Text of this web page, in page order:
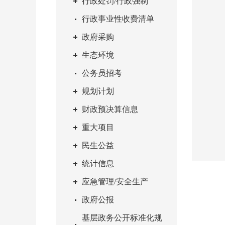
行政事业性收费清单
政府采购
生态环境
公务员招考
规划计划
财政预决算信息
重大项目
民生公益
统计信息
应急管理/安全生产
政府公报
基层政务公开标准化规